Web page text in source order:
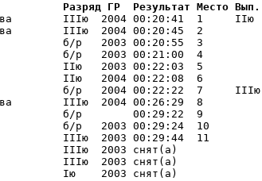
Разряд ГР  Результат Место Вып.
IIIю  2004 00:20:41  1     IIю
IIIю  2004 00:20:45  2
б/р   2003 00:20:55  3
б/р   2003 00:21:00  4
IIю   2003 00:22:03  5
IIю   2004 00:22:08  6
б/р   2004 00:22:22  7     IIIю
IIIю  2004 00:26:29  8
б/р        00:29:22  9
б/р   2003 00:29:24  10
IIIю  2003 00:29:44  11
IIIю  2003 снят(а)
IIIю  2003 снят(а)
Iю    2003 снят(а)